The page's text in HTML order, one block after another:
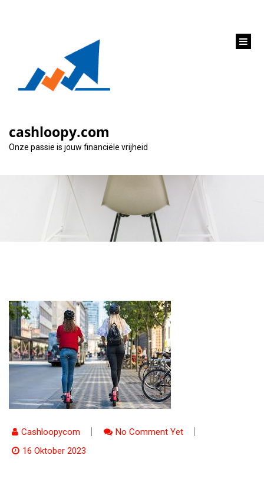
cashloopy.com
Onze passie is jouw financiële vrijheid
Financiële Flexibiliteit
met een Fortis Lening
op Maat
Cashloopycom
No Comment Yet
16 Oktober 2023